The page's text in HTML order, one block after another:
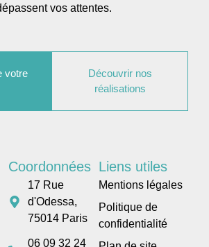
vos attentes.
Découvrir nos
réalisations
votre
Coordonnées
17 Rue
d'Odessa,
75014 Paris
06 09 32 24
Liens utiles
Mentions légales
Politique de
confidentialité